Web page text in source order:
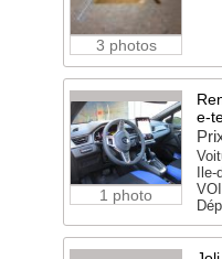
3 photos
1 photo
e-